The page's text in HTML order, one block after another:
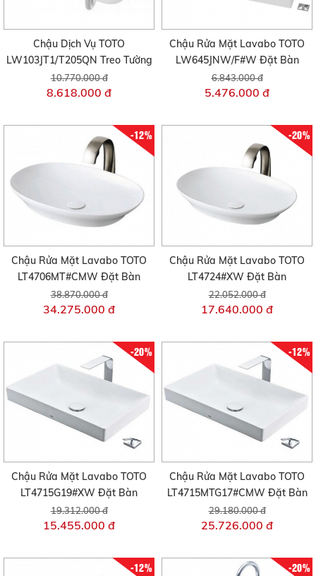
Chậu Dịch Vụ TOTO
LW103JT1/T205QN Treo Tường
10.770.000 đ
8.618.000 đ
Chậu Rửa Mặt Lavabo TOTO
LW645JNW/F#W Đặt Bàn
6.843.000 đ
5.476.000 đ
-12%
Chậu Rửa Mặt Lavabo TOTO
LT4706MT#CMW Đặt Bàn
38.870.000 đ
34.275.000 đ
-20%
Chậu Rửa Mặt Lavabo TOTO
LT4724#XW Đặt Bàn
22.052.000 đ
17.640.000 đ
-20%
Chậu Rửa Mặt Lavabo TOTO
LT4715G19#XW Đặt Bàn
19.312.000 đ
15.455.000 đ
-12%
Chậu Rửa Mặt Lavabo TOTO
LT4715MTG17#CMW Đặt Bàn
29.180.000 đ
25.726.000 đ
-12% -20%